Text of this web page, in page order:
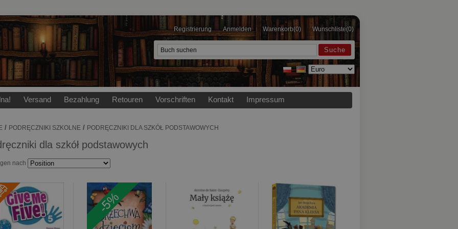
Registrierung Anmelden Warenkorb(0) Wunschliste(0)
Versand Bezahlung Retouren Vorschriften Kontakt Impressum
/ PODRĘCZNIKI SZKOLNE / PODRĘCZNIKI DLA SZKÓŁ PODSTAWOWYCH
dla szkół podstawowych
nach
-5%